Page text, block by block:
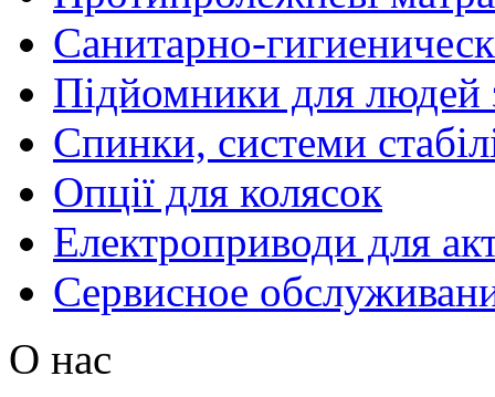
Санитарно-
Підйомники для людей
Спинки, системи
Опції для колясок
Електроприводи для
Сервисное
О нас